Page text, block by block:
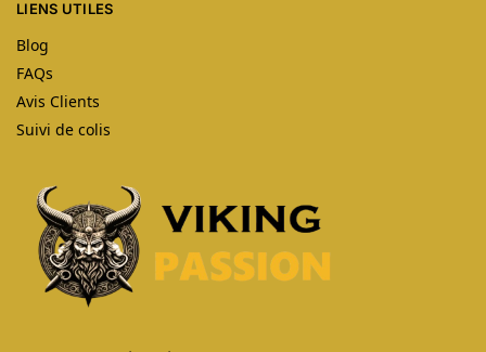
LIENS UTILES
Blog
FAQs
Avis Clients
Suivi de colis